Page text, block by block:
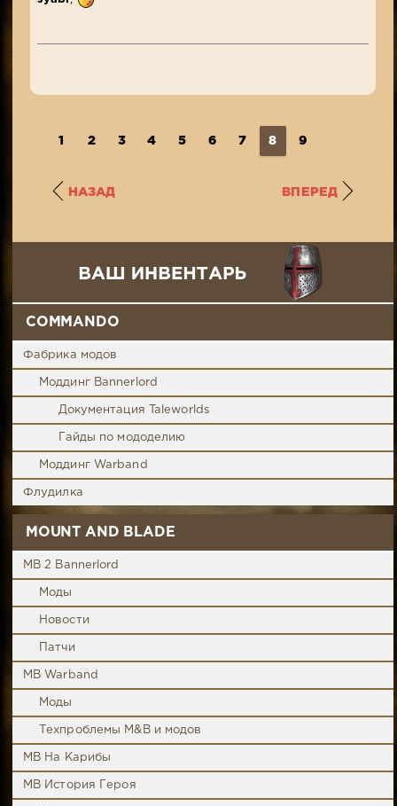
1 2 3 4 5 6 7 8 9
НАЗАД ВПЕРЕД
COMMANDO
Фабрика модов
Моддинг Bannerlord
Документация Taleworlds
Гайды по мододелию
Моддинг Warband
Флудилка
MOUNT AND BLADE
MB 2 Bannerlord
Моды
Новости
Патчи
MB Warband
Моды
Техпроблемы M&B и модов
MB На Карибы
MB История Героя